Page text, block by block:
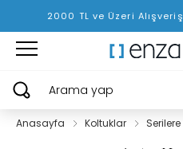
2000 TL ve Üzeri
Arama yap
Anasayfa Koltuklar